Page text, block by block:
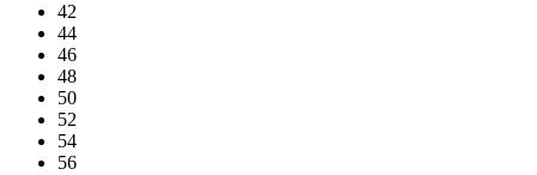
42
44
46
48
50
52
54
56